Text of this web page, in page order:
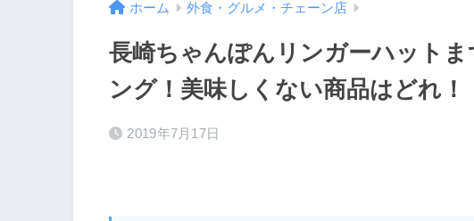
ホーム 外食・グルメ・チェーン店
長崎ちゃんぽんリンガーハット
ング！美味しくない商品はどれ！
2019年7月17日